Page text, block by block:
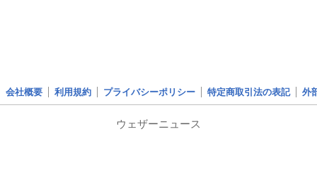
会社概要 利用規約 プライバシーポリシー 特定商取引法の表記 外
ウェザーニュース